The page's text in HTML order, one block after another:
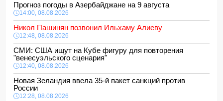
Прогноз погоды в Азербайджане на 9 августа
14:00, 08.08.2026
Никол Пашинян позвонил Ильхаму Алиеву
12:48, 08.08.2026
СМИ: США ищут на Кубе фигуру для повторения
"венесуэльского сценария"
12:40, 08.08.2026
Новая Зеландия ввела 35-й пакет санкций против
России
12:28, 08.08.2026